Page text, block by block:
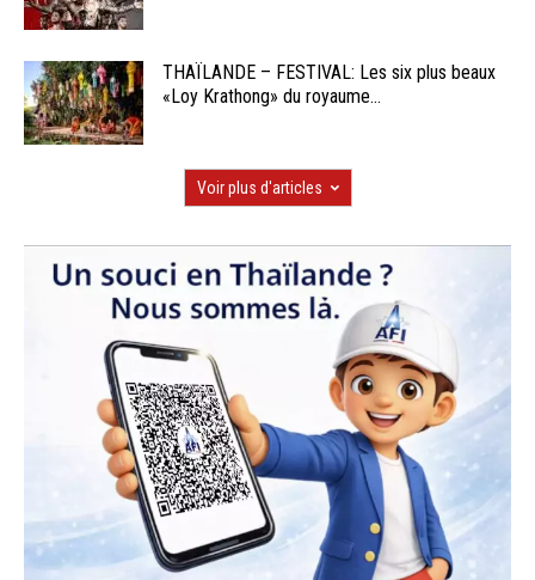
THAÏLANDE – FESTIVAL: Les six plus beaux
«Loy Krathong» du royaume...
Voir plus d'articles